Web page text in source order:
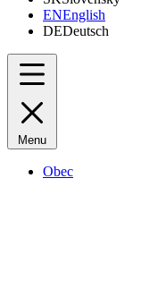
ENEnglish
DEDeutsch
Menu
Obec